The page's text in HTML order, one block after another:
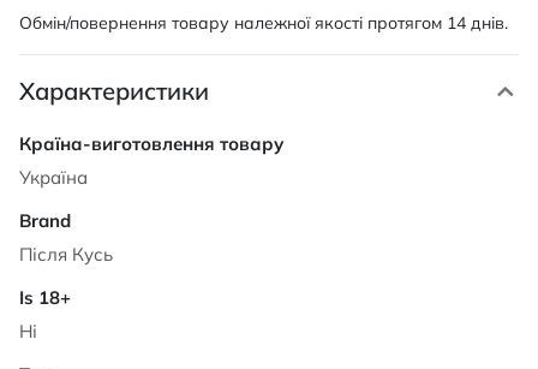
Обмін/повернення товару належної якості протягом 14 днів.
Характеристики
Характеристики
Україна
Після Кусь
Ні